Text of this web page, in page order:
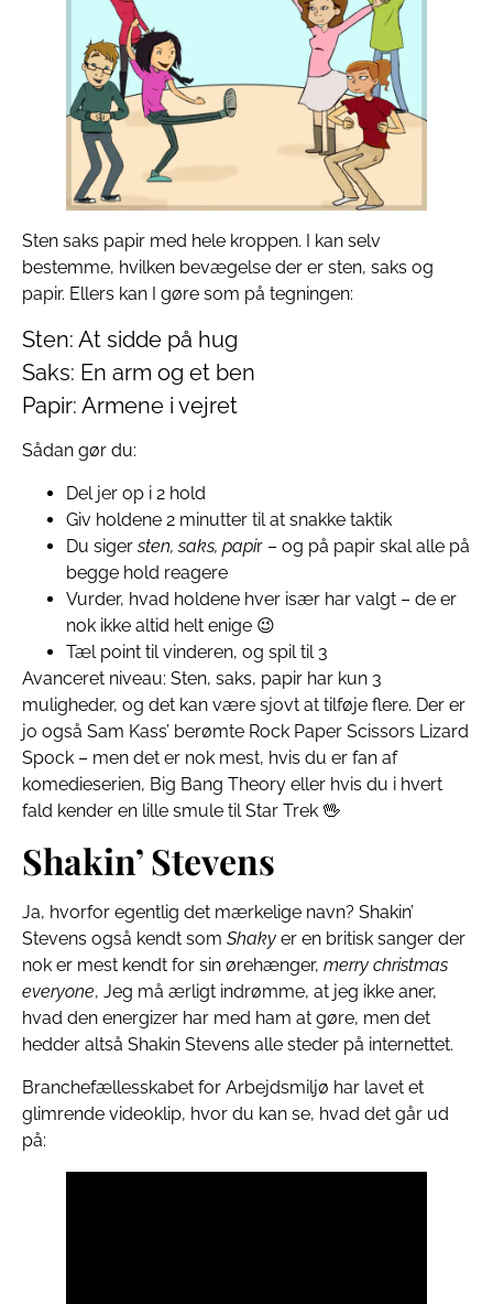
Sten saks papir med hele kroppen. I kan selv
bestemme, hvilken bevægelse der er sten, saks og
papir. Ellers kan I gøre som på tegningen:
Sten: At sidde på hug
Saks: En arm og et ben
Papir: Armene i vejret
Sådan gør du:
Del jer op i 2 hold
Giv holdene 2 minutter til at snakke taktik
Du sigersten, saks, papir – og på papir skal alle på
begge hold reagere
Vurder, hvad holdene hver især har valgt – de er
nok ikke altid helt enige 😉
Tæl point til vinderen, og spil til 3
Avanceret niveau: Sten, saks, papir har kun 3
muligheder, og det kan være sjovt at tilføje flere. Der er
jo også Sam Kass’ berømte Rock Paper Scissors Lizard
Spock – men det er nok mest, hvis du er fan af
komedieserien, Big Bang Theory eller hvis du i hvert
fald kender en lille smule til Star Trek 🖖
Shakin’ Stevens
Ja, hvorfor egentlig det mærkelige navn? Shakin’
Stevens også kendt som Shaky er en britisk sanger der
nok er mest kendt for sin ørehænger, merry christmas
everyone, Jeg må ærligt indrømme, at jeg ikke aner,
hvad den energizer har med ham at gøre, men det
hedder altså Shakin Stevens alle steder på internettet.
Branchefællesskabet for Arbejdsmiljø har lavet et
glimrende videoklip, hvor du kan se, hvad det går ud
på: